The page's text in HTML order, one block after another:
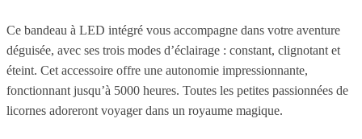
Ce bandeau à LED intégré vous accompagne dans votre aventure
déguisée, avec ses trois modes d’éclairage : constant, clignotant et
éteint. Cet accessoire offre une autonomie impressionnante,
fonctionnant jusqu’à 5000 heures. Toutes les petites passionnées de
licornes adoreront voyager dans un royaume magique.